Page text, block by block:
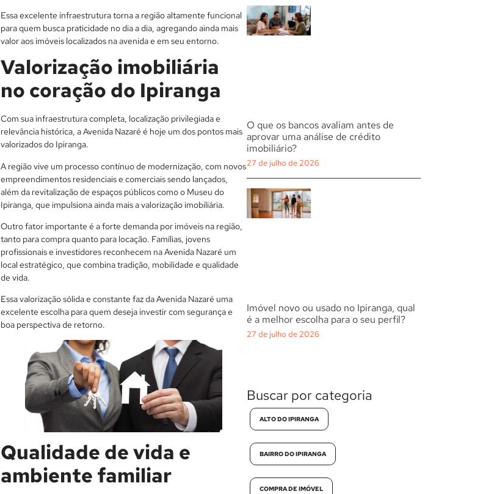
Essa excelente infraestrutura torna a região altamente funcional
para quem busca praticidade no dia a dia, agregando ainda mais
valor aos imóveis localizados na avenida e em seu entorno.
Valorização imobiliária
no coração do Ipiranga
Com sua infraestrutura completa, localização privilegiada e
relevância histórica, a Avenida Nazaré é hoje um dos pontos mais
valorizados do Ipiranga.
A região vive um processo contínuo de modernização, com novos
empreendimentos residenciais e comerciais sendo lançados,
além da revitalização de espaços públicos como o Museu do
Ipiranga, que impulsiona ainda mais a valorização imobiliária.
Outro fator importante é a forte demanda por imóveis na região,
tanto para compra quanto para locação. Famílias, jovens
profissionais e investidores reconhecem na Avenida Nazaré um
local estratégico, que combina tradição, mobilidade e qualidade
de vida.
Essa valorização sólida e constante faz da Avenida Nazaré uma
excelente escolha para quem deseja investir com segurança e
boa perspectiva de retorno.
Qualidade de vida e
ambiente familiar
O que os bancos avaliam antes de
aprovar uma análise de crédito
imobiliário?
27 de julho de 2026
Imóvel novo ou usado no Ipiranga, qual
é a melhor escolha para o seu perfil?
27 de julho de 2026
Buscar por categoria
ALTO DO IPIRANGA
BAIRRO DO IPIRANGA
COMPRA DE IMÓVEL